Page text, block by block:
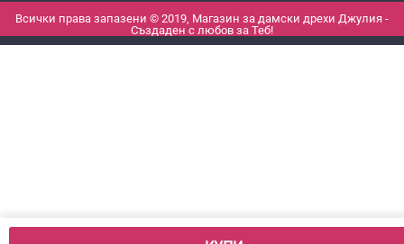
Всички права запазени © 2019, Магазин за дамски дрехи Джулия -
Създаден с любов за Теб!